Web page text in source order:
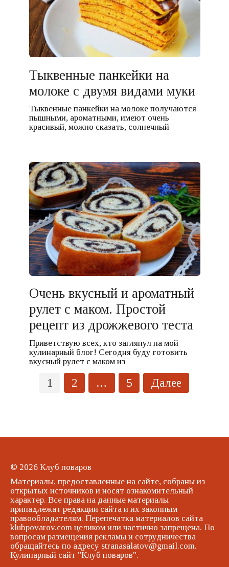
Тыквенные панкейки на
молоке с двумя видами муки
Тыквенные панкейки на молоке получаются
пышными, ароматными, имеют очень
красивый, можно сказать, солнечный
Очень вкусный и ароматный
рулет с маком. Простой
рецепт из дрожжевого теста
Приветствую всех, кто заглянул на мой
кулинарный блог! Сегодня буду готовить
вкусный рулет с маком из
Пагинация1 2 … 5 Далее
© 2026 Клуб поваров
Материалы, предоставленные на сайте, собраны из
открытых источников и носят ознакомительный
характер. Все права на данные материалы
принадлежат редакции сайта и их законным
правообладателям. Перепечатка материалов сайта
klubpovarov.com целиком или частично запрещена. По
вопросам размещения рекламы и сотрудничества
обращайтесь по адресу stranasalatov@gmail.com.
Кулинарный сайт "Клуб поваров".